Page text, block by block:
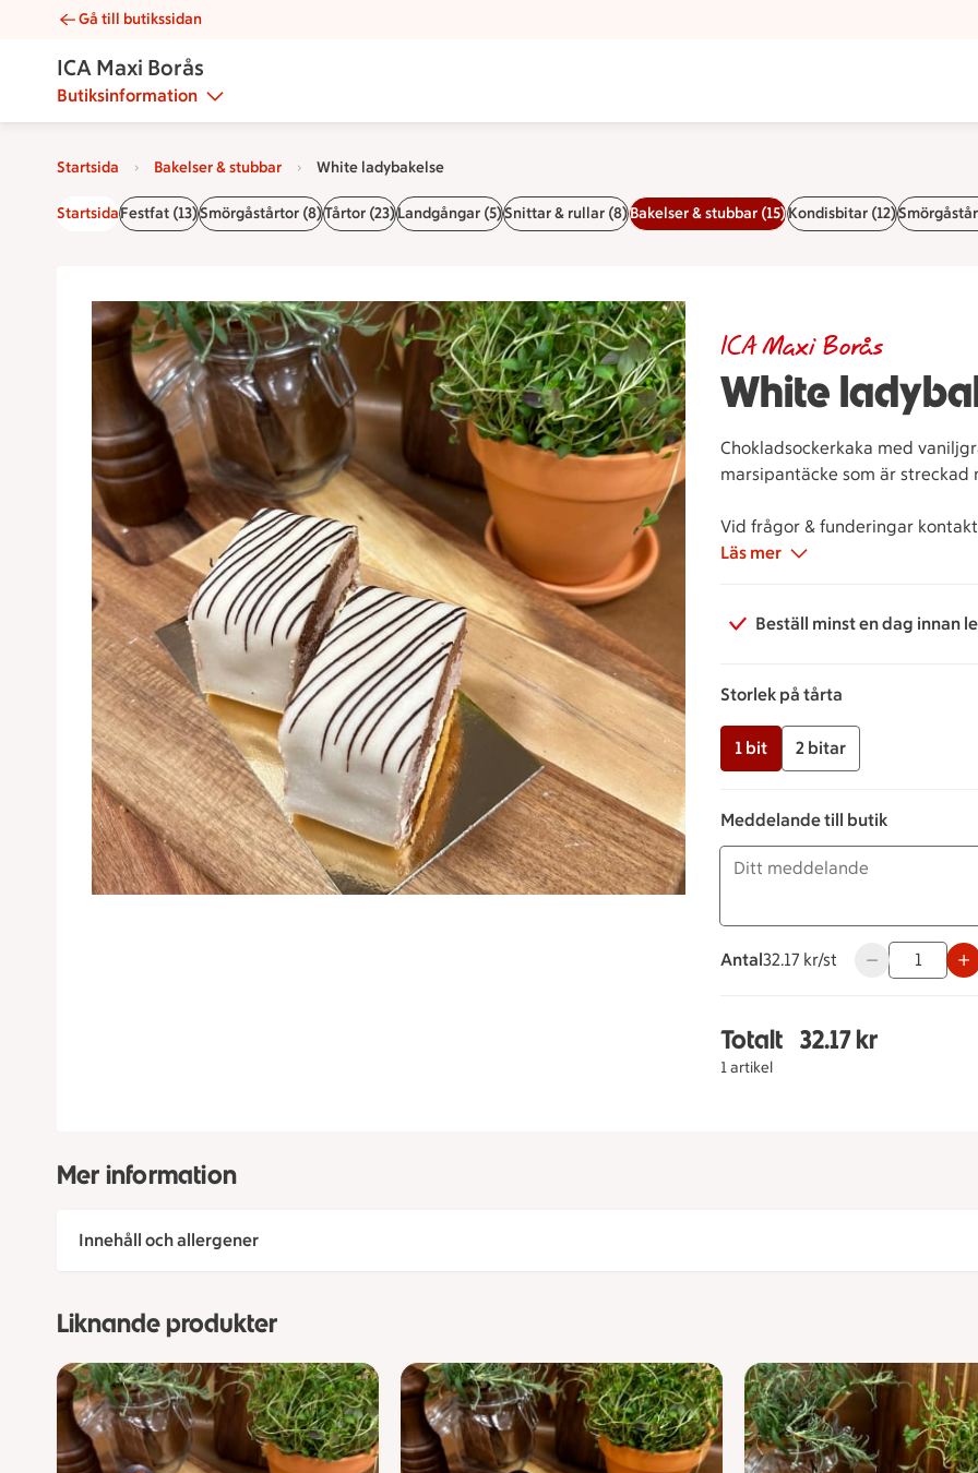
White ladybakelse | Catering ICA Maxi Borås
Gå till butikssidan
ICA Maxi Borås
Butiksinformation
Startsida Bakelser & stubbar White ladybakelse
StartsidaFestfat (13)Smörgåstårtor (8)Tårtor (23)Landgångar (5)Snittar & rullar (8)Bakelser & stubbar (15)Kondisbitar (12)
White
ICA Maxi Borås
Chokladsockerkaka med
marsipantäcke som är streckad
Vid frågor & funderingar
Läs mer
Beställ minst en dag innan
Storlek på tårta
1 bit 2 bitar
Meddelande till butik
Antal
32.17 kronor styck
32.17 kr/st Använd
Totalt
1 artikel
Totalt 1 stycken
32.17 kr
Mer information
Innehåll och allergener
Liknande produkter